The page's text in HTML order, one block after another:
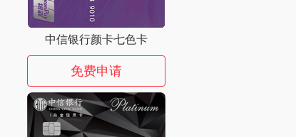
中信银行颜卡七色卡
免费申请